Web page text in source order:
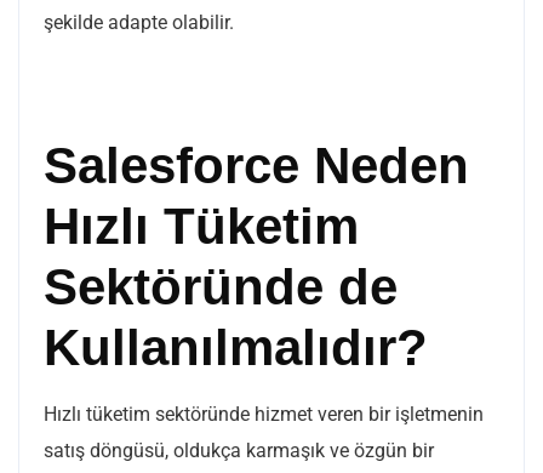
şekilde adapte olabilir.
Salesforce Neden
Hızlı Tüketim
Sektöründe de
Kullanılmalıdır?
Hızlı tüketim sektöründe hizmet veren bir işletmenin
satış döngüsü, oldukça karmaşık ve özgün bir